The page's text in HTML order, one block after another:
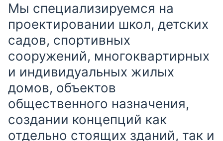
Мы специализируемся на
проектировании школ, детских
садов, спортивных
сооружений, многоквартирных
и индивидуальных жилых
домов, объектов
общественного назначения,
создании концепций как
отдельно стоящих зданий, так и